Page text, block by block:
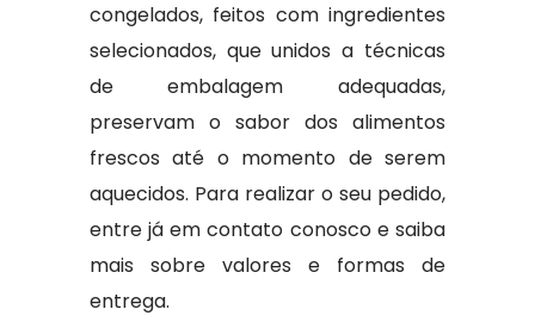
congelados, feitos com ingredientes
selecionados, que unidos a técnicas
de embalagem adequadas,
preservam o sabor dos alimentos
frescos até o momento de serem
aquecidos. Para realizar o seu pedido,
entre já em contato conosco e saiba
mais sobre valores e formas de
entrega.